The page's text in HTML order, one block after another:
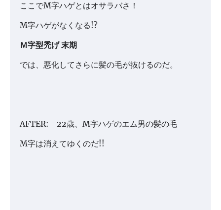
ここでM字ハゲとはオサラバさ！
M字ハゲがなくなる!?
Ｍ字型禿げ 末期
では、悪化してさらに髪の毛が抜けるのだ。
AFTER: 22歳、M字ハゲのエム男の髪の毛
M字は消えてゆくのだ!!